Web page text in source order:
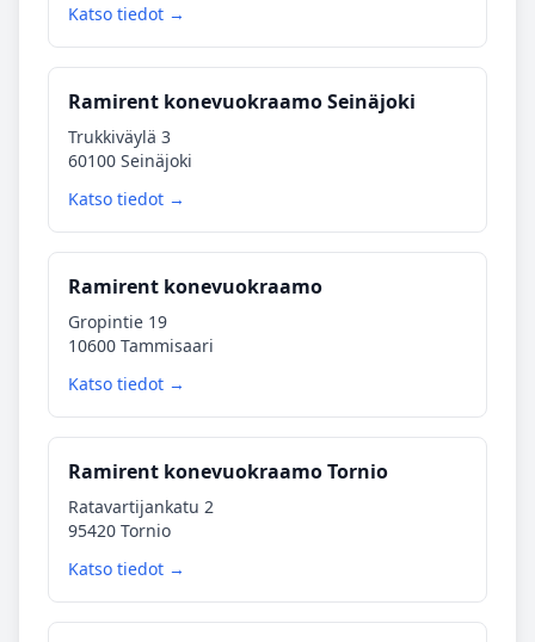
Katso tiedot →
Ramirent konevuokraamo Seinäjoki
Trukkiväylä 3
60100 Seinäjoki
Katso tiedot →
Ramirent konevuokraamo
Gropintie 19
10600 Tammisaari
Katso tiedot →
Ramirent konevuokraamo Tornio
Ratavartijankatu 2
95420 Tornio
Katso tiedot →